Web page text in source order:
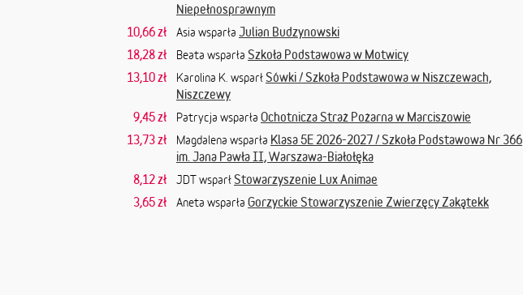
Niepełnosprawnym
10,66 zł
Asia wsparła Julian Budzynowski
18,28 zł
Beata wsparła Szkoła Podstawowa w Motwicy
13,10 zł
Karolina K. wsparł Sówki / Szkoła Podstawowa w Niszczewach,
Niszczewy
9,45 zł
Patrycja wsparła Ochotnicza Straż Pożarna w Marciszowie
13,73 zł
Magdalena wsparła Klasa 5E 2026-2027 / Szkoła Podstawowa Nr 366
im. Jana Pawła II, Warszawa-Białołęka
8,12 zł
JDT wsparł Stowarzyszenie Lux Animae
3,65 zł
Aneta wsparła Gorzyckie Stowarzyszenie Zwierzęcy Zakątekk